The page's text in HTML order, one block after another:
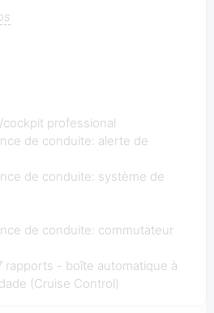
professional
de conduite: alerte de
de conduite: système de
de conduite: commutateur
rapports - boîte automatique à
(Cruise Control)